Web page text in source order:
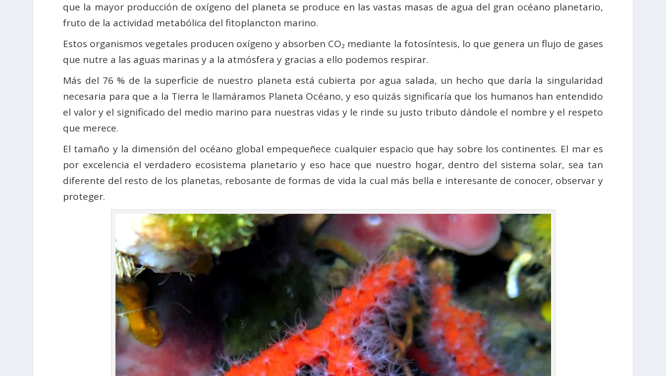
que la mayor producción de oxígeno del planeta se produce en las vastas masas de agua del gran océano planetario,
fruto de la actividad metabólica del fitoplancton marino.
Estos organismos vegetales producen oxígeno y absorben CO₂ mediante la fotosíntesis, lo que genera un flujo de gases
que nutre a las aguas marinas y a la atmósfera y gracias a ello podemos respirar.
Más del 76 % de la superficie de nuestro planeta está cubierta por agua salada, un hecho que daría la singularidad
necesaria para que a la Tierra le llamáramos Planeta Océano, y eso quizás significaría que los humanos han entendido
el valor y el significado del medio marino para nuestras vidas y le rinde su justo tributo dándole el nombre y el respeto
que merece.
El tamaño y la dimensión del océano global empequeñece cualquier espacio que hay sobre los continentes. El mar es
por excelencia el verdadero ecosis­tema planetario y eso hace que nuestro hogar, dentro del sistema solar, sea tan
diferente del resto de los planetas, rebosante de formas de vida la cual más bella e interesante de conocer, observar y
proteger.